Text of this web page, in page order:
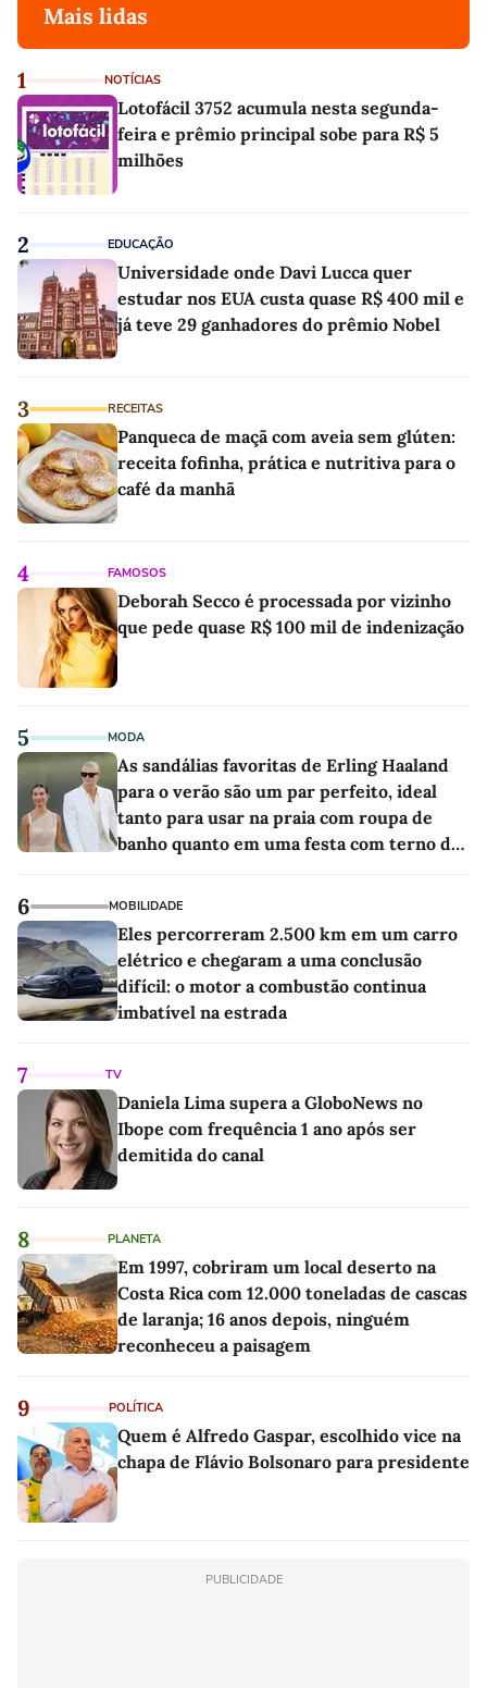
Mais lidas
1 NOTÍCIAS
Lotofácil 3752 acumula nesta segunda-
feira e prêmio principal sobe para R$ 5
milhões
2 EDUCAÇÃO
Universidade onde Davi Lucca quer
estudar nos EUA custa quase R$ 400 mil e
já teve 29 ganhadores do prêmio Nobel
3 RECEITAS
Panqueca de maçã com aveia sem glúten:
receita fofinha, prática e nutritiva para o
café da manhã
4 FAMOSOS
Deborah Secco é processada por vizinho
que pede quase R$ 100 mil de indenização
5 MODA
As sandálias favoritas de Erling Haaland
para o verão são um par perfeito, ideal
tanto para usar na praia com roupa de
banho quanto em uma festa com terno de
6 MOBILIDADE
Eles percorreram 2.500 km em um carro
elétrico e chegaram a uma conclusão
difícil: o motor a combustão continua
imbatível na estrada
7 TV
Daniela Lima supera a GloboNews no
Ibope com frequência 1 ano após ser
demitida do canal
8 PLANETA
Em 1997, cobriram um local deserto na
Costa Rica com 12.000 toneladas de cascas
de laranja; 16 anos depois, ninguém
reconheceu a paisagem
9 POLÍTICA
Quem é Alfredo Gaspar, escolhido vice na
chapa de Flávio Bolsonaro para presidente
PUBLICIDADE